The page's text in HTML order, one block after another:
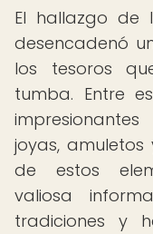
El hallazgo de
desencadenó
los tesoros
tumba. Entre
joyas,
de estos
valiosa
tradiciones y